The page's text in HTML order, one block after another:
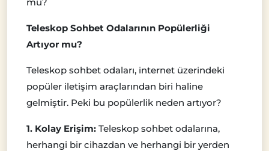
Teleskop Sohbet Odalarının Popülerliği
Artıyor mu?
Teleskop sohbet odaları, internet üzerindeki
popüler iletişim araçlarından biri haline
gelmiştir. Peki bu popülerlik neden artıyor?
1. Kolay Erişim: Teleskop sohbet odalarına,
herhangi bir cihazdan ve herhangi bir yerden